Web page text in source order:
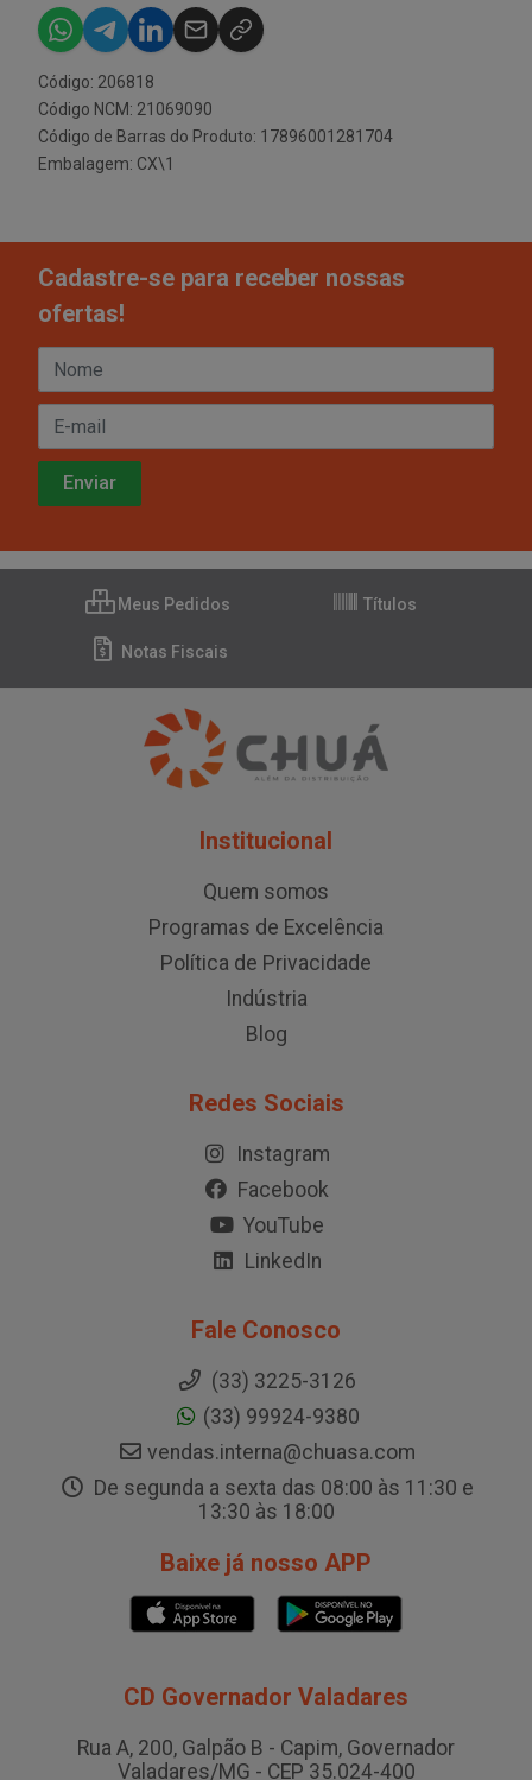
Código: 206818
Código NCM: 21069090
Código de Barras do Produto: 17896001281704
Embalagem: CX\1
Cadastre-se para receber nossas
ofertas!
Meus Pedidos Títulos
Notas Fiscais
Institucional
Quem somos
Programas de Excelência
Política de Privacidade
Indústria
Blog
Redes Sociais
Instagram
Facebook
YouTube
LinkedIn
Fale Conosco
(33) 3225-3126
(33) 99924-9380
vendas.interna@chuasa.com
De segunda a sexta das 08:00 às 11:30 e
13:30 às 18:00
Baixe já nosso APP
CD Governador Valadares
Rua A, 200, Galpão B - Capim, Governador
Valadares/MG - CEP 35.024-400